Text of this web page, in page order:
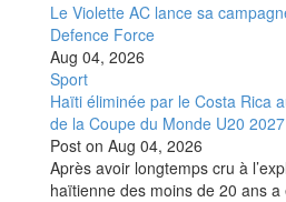
Le Violette AC lance sa
Defence Force
Aug 04, 2026
Sport
Haïti éliminée par le Costa Rica
de la Coupe du Monde U20 2027
Post on Aug 04, 2026
Après avoir longtemps cru à
haïtienne des moins de 20 ans